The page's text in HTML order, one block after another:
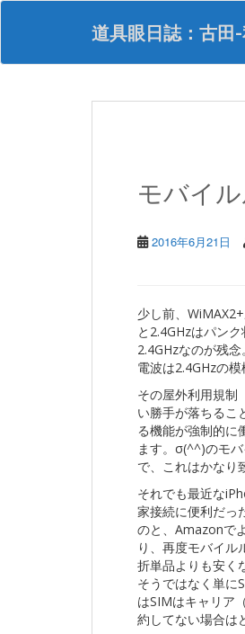
S
p
道具眼日誌：古田
モバイ
2016年6月21日
少し前、
と2.4GHzはパン
2.4GHzなのが残
電波は2.4GHzの
その屋外利用規制
い勝手が落ちるこ
る機能が強制的に
ます。σ(^^)のモ
で、これはかなり
それでも最近な
家接続に便利だっ
のと、Amazonで
り、再度モバイ
折単品よりも安く
そうではなく単に
はSIMはキャリア
約してない場合は